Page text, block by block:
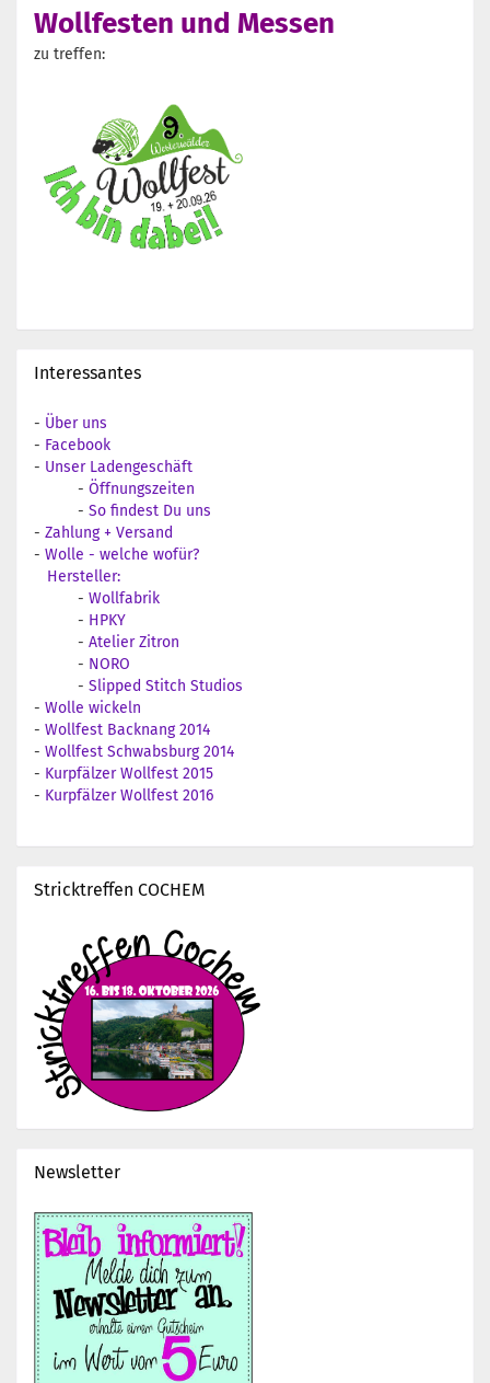
Wollfesten und Messen
zu treffen:
Interessantes
- Über uns
- Facebook
- Unser Ladengeschäft
- Öffnungszeiten
- So findest Du uns
- Zahlung + Versand
- Wolle - welche wofür?
Hersteller:
- Wollfabrik
- HPKY
- Atelier Zitron
- NORO
- Slipped Stitch Studios
- Wolle wickeln
- Wollfest Backnang 2014
- Wollfest Schwabsburg 2014
- Kurpfälzer Wollfest 2015
- Kurpfälzer Wollfest 2016
Stricktreffen COCHEM
Newsletter